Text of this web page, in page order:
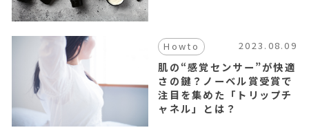
Howto 2023.08.09
肌の“感覚センサー”が快適
さの鍵？ノーベル賞受賞で
注目を集めた「トリップチ
ャネル」とは？